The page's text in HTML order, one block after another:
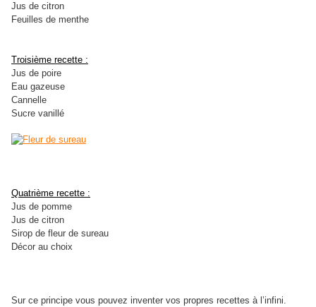
Jus de citron
Feuilles de menthe
Troisième recette :
Jus de poire
Eau gazeuse
Cannelle
Sucre vanillé
Quatrième recette :
Jus de pomme
Jus de citron
Sirop de fleur de sureau
Décor au choix
Sur ce principe vous pouvez inventer vos propres recettes à l’infini.